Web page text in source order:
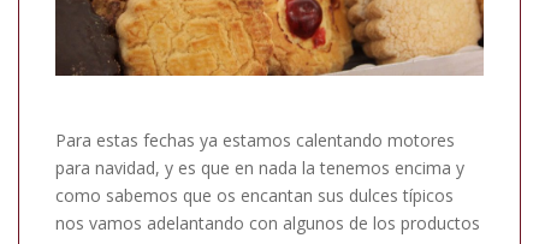
Para estas fechas ya estamos calentando motores
para navidad, y es que en nada la tenemos encima y
como sabemos que os encantan sus dulces típicos
nos vamos adelantando con algunos de los productos